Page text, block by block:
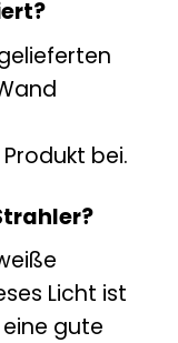
bei.
Licht ist
gute